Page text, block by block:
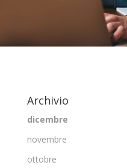
Archivio
dicembre
novembre
ottobre